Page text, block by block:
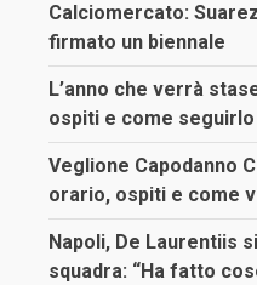
Calciomercato:
firmato un biennale
L’anno che verrà
ospiti e come
Veglione Capodanno
orario, ospiti e come
Napoli, De Laurentiis
squadra: “Ha fatto